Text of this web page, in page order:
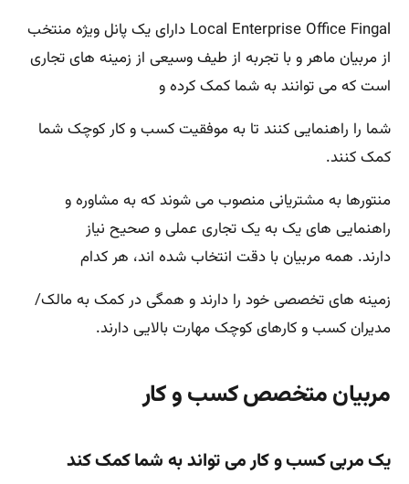
Local Enterprise Office Fingal دارای یک پانل ویژه منتخب
از مربیان ماهر و با تجربه از طیف وسیعی از زمینه های تجاری
است که می توانند به شما کمک کرده و
شما را راهنمایی کنند تا به موفقیت کسب و کار کوچک شما
کمک کنند.
منتورها به مشتریانی منصوب می شوند که به مشاوره و
راهنمایی های یک به یک تجاری عملی و صحیح نیاز
دارند. همه مربیان با دقت انتخاب شده اند، هر کدام
زمینه های تخصصی خود را دارند و همگی در کمک به مالک/
مدیران کسب و کارهای کوچک مهارت بالایی دارند.
مربیان متخصص کسب و کار
یک مربی کسب و کار می تواند به شما کمک کند